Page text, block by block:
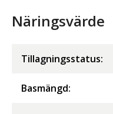
Näringsvärde
Tillagningsstatus:
Basmängd: